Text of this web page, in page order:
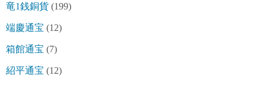
竜1銭銅貨 (199)
端慶通宝 (12)
箱館通宝 (7)
紹平通宝 (12)